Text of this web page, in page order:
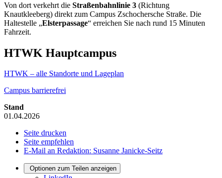
Von dort verkehrt die Straßenbahnlinie 3 (Richtung
Knautkleeberg) direkt zum Campus Zschochersche Straße. Die
Haltestelle „Elsterpassage“ erreichen Sie nach rund 15 Minuten
Fahrzeit.
HTWK Hauptcampus
HTWK – alle Standorte und Lageplan
Campus barrierefrei
Stand
01.04.2026
Seite drucken
Seite empfehlen
E-Mail an Redaktion: Susanne Janicke-Seitz
Optionen zum Teilen anzeigen